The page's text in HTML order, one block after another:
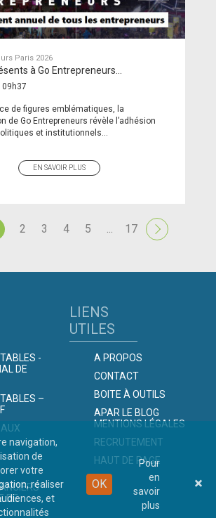
Paris 2026
à Go Entrepreneurs...
de figures emblématiques, la
de Go Entrepreneurs révèle l’adhésion
et institutionnels...
EN SAVOIR PLUS
2 3 4 5 ... 17
-
DE
–
DE
LIENS
UTILES
A PROPOS
CONTACT
BOITE À OUTILS
APAR LE BLOG
MENTIONS LÉGALES
RECRUTEMENT
HAUT DE PAGE
navigation,
de
votre
réaliser
et
OK
Pour
en
savoir
plus